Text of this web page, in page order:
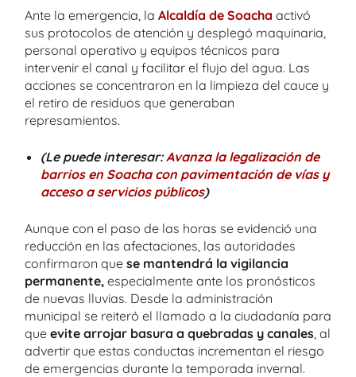
Ante la emergencia, la Alcaldía de Soacha activó
sus protocolos de atención y desplegó maquinaria,
personal operativo y equipos técnicos para
intervenir el canal y facilitar el flujo del agua. Las
acciones se concentraron en la limpieza del cauce y
el retiro de residuos que generaban
represamientos.
(Le puede interesar:Avanza la legalización de
barrios en Soacha con pavimentación de vías y
acceso a servicios públicos)
Aunque con el paso de las horas se evidenció una
reducción en las afectaciones, las autoridades
confirmaron que se mantendrá la vigilancia
permanente, especialmente ante los pronósticos
de nuevas lluvias. Desde la administración
municipal se reiteró el llamado a la ciudadanía para
que evite arrojar basura a quebradas y canales , al
advertir que estas conductas incrementan el riesgo
de emergencias durante la temporada invernal.